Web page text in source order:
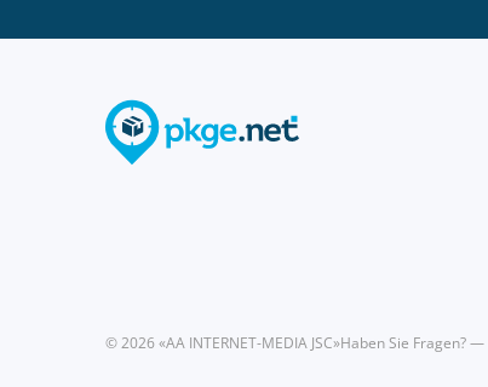
© 2026 «AA INTERNET-MEDIA JSC»Haben Sie Fragen? —